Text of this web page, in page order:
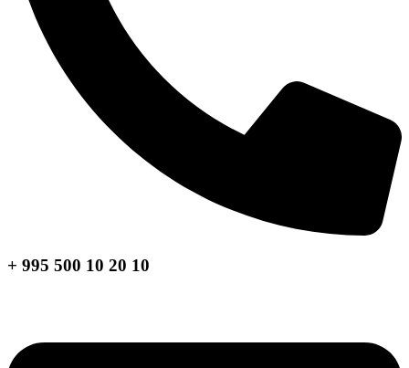
+ 995 500 10 20 10